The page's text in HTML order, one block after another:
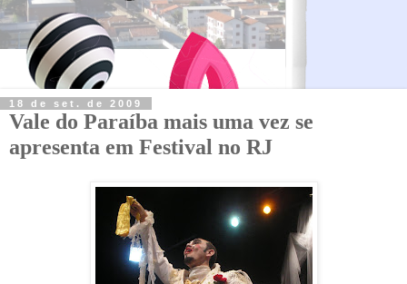
18 de set. de 2009
Vale do Paraíba mais uma vez se
apresenta em Festival no RJ